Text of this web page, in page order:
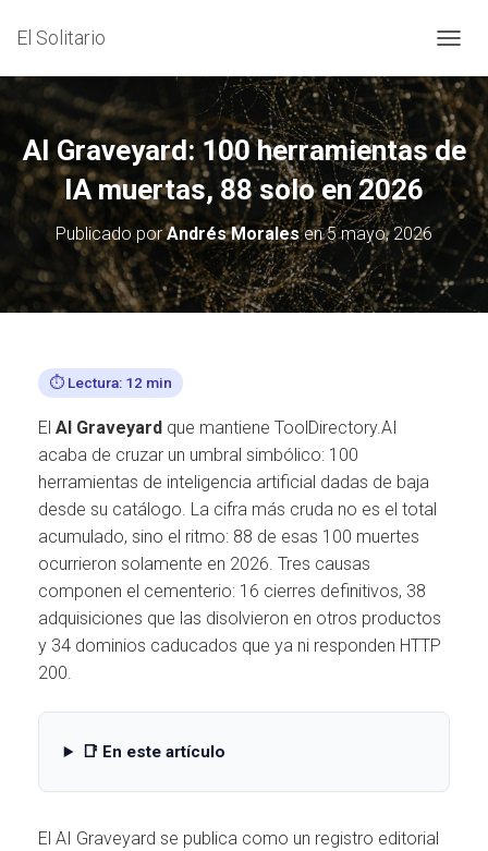
El Solitario
A
M
B
I
A
R
M
O
D
AI Graveyard: 100 herramientas de
IA muertas, 88 solo en 2026
Publicado porAndrés Moralesen5 mayo, 2026
⏱️ Lectura: 12 min
El AI Graveyard que mantiene ToolDirectory.AI
acaba de cruzar un umbral simbólico: 100
herramientas de inteligencia artificial dadas de baja
desde su catálogo. La cifra más cruda no es el total
acumulado, sino el ritmo: 88 de esas 100 muertes
ocurrieron solamente en 2026. Tres causas
componen el cementerio: 16 cierres definitivos, 38
adquisiciones que las disolvieron en otros productos
y 34 dominios caducados que ya ni responden HTTP
200.
📑 En este artículo
El AI Graveyard se publica como un registro editorial